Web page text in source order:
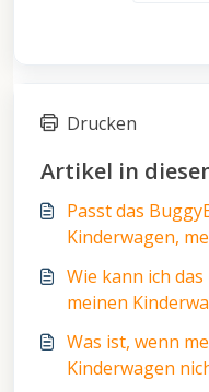
Drucken
Artikel in
Passt das
Kinderwagen,
Wie kann ich
meinen
Was ist, wenn
Kinderwagen